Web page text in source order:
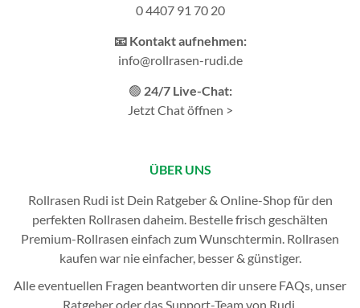
0 4407 91 70 20
📧 Kontakt aufnehmen:
info@rollrasen-rudi.de
🟢 24/7 Live-Chat:
Jetzt Chat öffnen >
ÜBER UNS
Rollrasen Rudi ist Dein Ratgeber & Online-Shop für den
perfekten Rollrasen daheim. Bestelle frisch geschälten
Premium-Rollrasen einfach zum Wunschtermin. Rollrasen
kaufen war nie einfacher, besser & günstiger.
Alle eventuellen Fragen beantworten dir unsere FAQs, unser
Ratgeberoder das Support-Teamvon Rudi.